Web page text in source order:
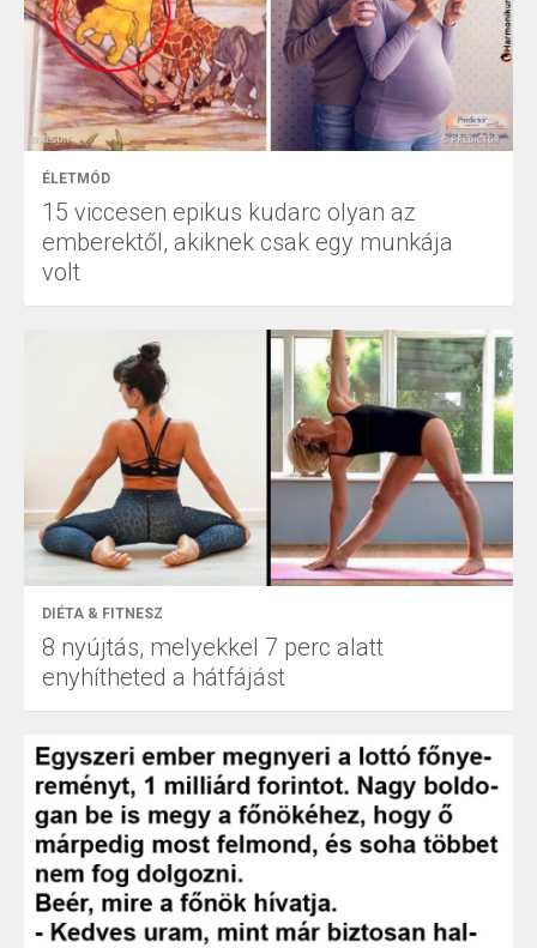
ÉLETMÓD
15 viccesen epikus kudarc olyan az
emberektől, akiknek csak egy munkája
volt
DIÉTA & FITNESZ
8 nyújtás, melyekkel 7 perc alatt
enyhítheted a hátfájást